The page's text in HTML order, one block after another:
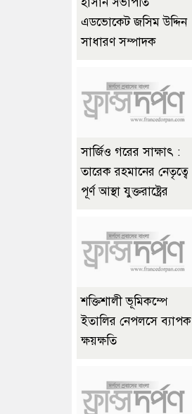
এডভোকেট জসিম উদ্দিন
সাধারণ সম্পাদক
সার্জিও গরের সাক্ষাৎ :
তারেক রহমানের নেতৃত্বে
পূর্ণ আস্থা যুক্তরাষ্ট্রের
শক্তিশালী ভূমিকম্পে
ইতালির নেপলসে ব্যাপক
ক্ষয়ক্ষতি